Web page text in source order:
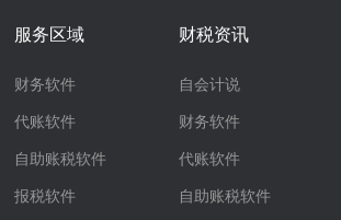
服务区域
财务软件
代账软件
自助账税软件
报税软件
财税资讯
自会计说
财务软件
代账软件
自助账税软件